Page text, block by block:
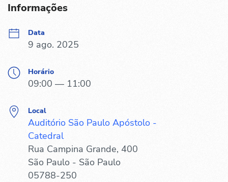
Informações
Data
9 ago. 2025
Horário
09:00 — 11:00
Local
Auditório São Paulo Apóstolo -
Catedral
Rua Campina Grande, 400
São Paulo - São Paulo
05788-250